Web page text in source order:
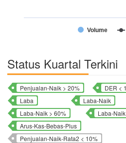
Volume
Status Kuartal Terkini
Penjualan-Naik > 20% DER <
Laba
Laba-Naik
Laba-Naik > 60%
Laba-
Arus-Kas-Bebas-Plus
Penjualan-Naik-Rata2 < 10%